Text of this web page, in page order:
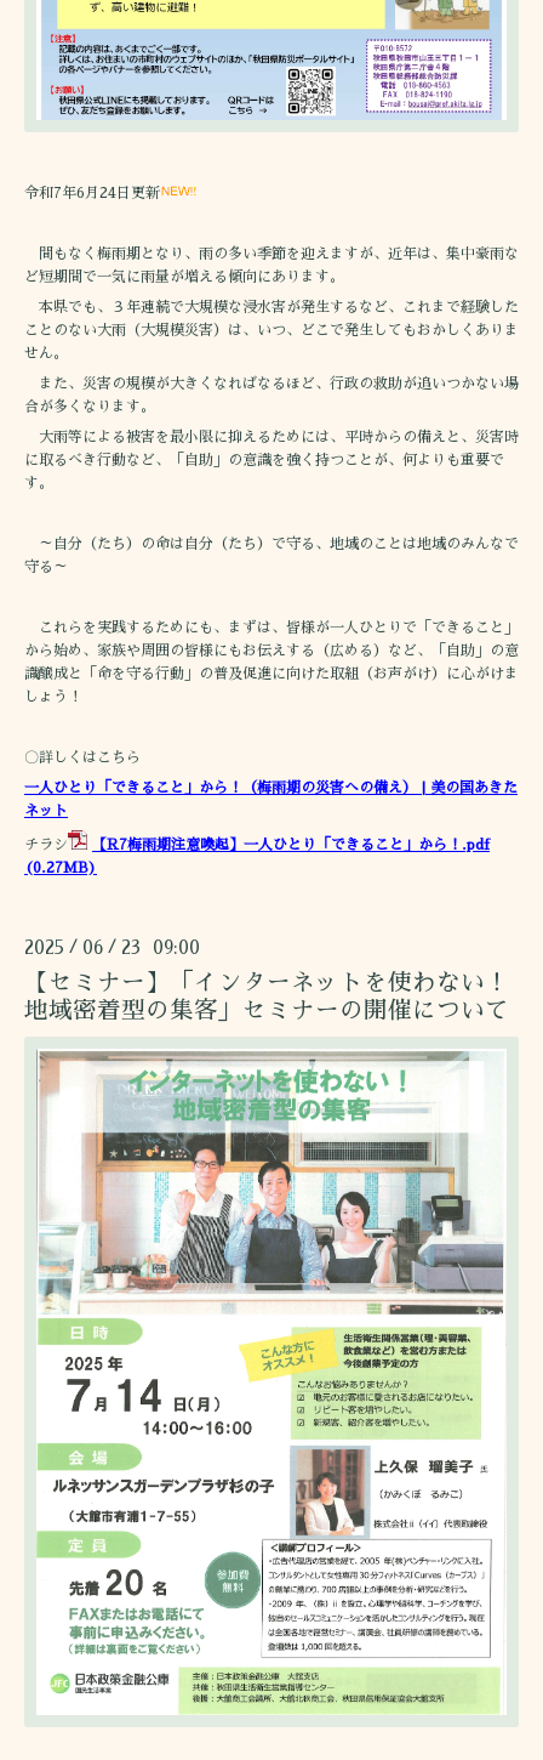
令和7年6月24日更新
間もなく梅雨期となり、雨の多い季節を迎えますが、近年は、集中豪雨な
ど短期間で一気に雨量が増える傾向にあります。
本県でも、３年連続で大規模な浸水害が発生するなど、これまで経験した
ことのない大雨（大規模災害）は、いつ、どこで発生してもおかしくありま
せん。
また、災害の規模が大きくなればなるほど、行政の救助が追いつかない場
合が多くなります。
大雨等による被害を最小限に抑えるためには、平時からの備えと、災害時
に取るべき行動など、「自助」の意識を強く持つことが、何よりも重要で
す。
～自分（たち）の命は自分（たち）で守る、地域のことは地域のみんなで
守る～
これらを実践するためにも、まずは、皆様が一人ひとりで「できること」
から始め、家族や周囲の皆様にもお伝えする（広める）など、「自助」の意
識醸成と「命を守る行動」の普及促進に向けた取組（お声がけ）に心がけま
しょう！
〇詳しくはこちら
一人ひとり「できること」から！（梅雨期の災害への備え） | 美の国あきた
ネット
チラシ
【R7梅雨期注意喚起】一人ひとり「できること」から！.pdf
(0.27MB)
2025 / 06 / 23 09:00
【セミナー】「インターネットを使わない！
地域密着型の集客」セミナーの開催について